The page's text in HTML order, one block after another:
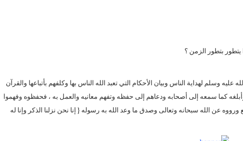
يتطور بتطور الزمن ؟
وسلم لهداية الناس وبيان الأحكام التي تعبد الله الناس بها وكلفهم بأتباعها والقرآن
كما سمعه إلى أصحابه ودعاهم إلى حفظه وتفهم معانيه والعمل به ، فحفظوه وفهموا
عن الله سبحانه وتعالى وصدق ما وعد الله به رسوله { إنا نحن نزلنا الذكر وإنا له